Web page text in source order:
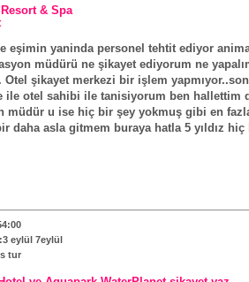
& Spa
eşimin yaninda personel tehtit ediyor
müdürü ne şikayet ediyorum ne
Otel şikayet merkezi bir işlem
ile otel sahibi ile tanisiyorum ben hallettim
müdür u ise hiç bir şey yokmuş gibi en
daha asla gitmem buraya hatla 5 yıldız
eylül 7eylül
tur